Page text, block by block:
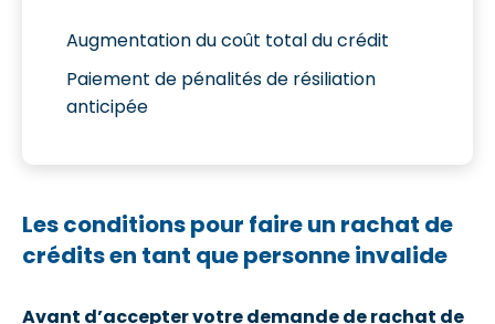
Augmentation du coût total du crédit
Paiement de pénalités de résiliation
anticipée
Les conditions pour faire un rachat de
crédits en tant que personne invalide
Avant d’accepter votre demande de rachat de